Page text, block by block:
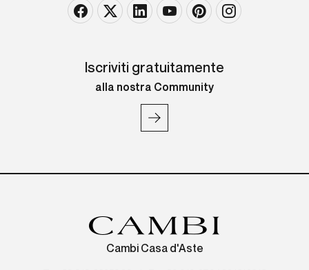
Iscriviti gratuitamente
alla nostra Community
Cambi Casa d'Aste